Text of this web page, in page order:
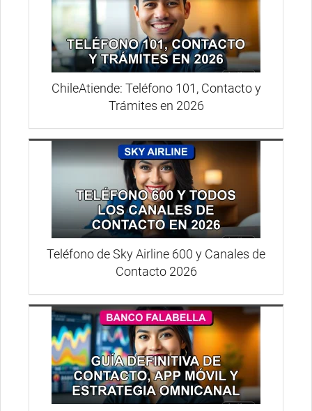
ChileAtiende: Teléfono 101, Contacto y
Trámites en 2026
Teléfono de Sky Airline 600 y Canales de
Contacto 2026